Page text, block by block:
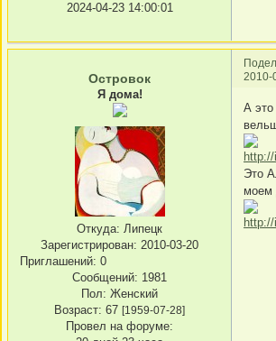
2024-04-23 14:00:01
2010-
Островок
Я дома!
Откуда: Липецк
Зарегистрирован: 2010-03-20
Приглашений: 0
Сообщений: 1981
Пол: Женский
Возраст: 67 [1959-07-28]
Провел на форуме:
А это
Это
моем